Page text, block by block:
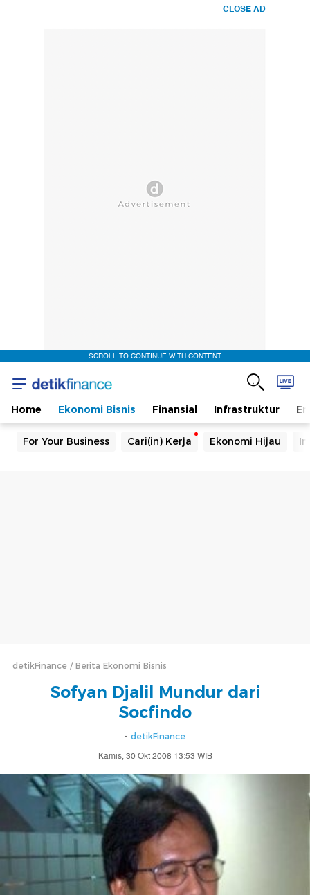
CLOSE AD
SCROLL TO CONTINUE WITH CONTENT
Home Ekonomi Bisnis Finansial Infrastruktur
For Your Business Cari(in) Kerja Ekonomi Hijau
detikFinance Berita Ekonomi Bisnis
Sofyan Djalil Mundur dari
Socfindo
- detikFinance
Kamis, 30 Okt 2008 13:53 WIB